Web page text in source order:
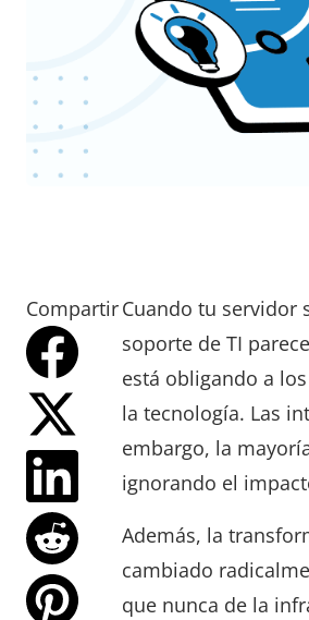
CompartirCuando tu servidor
soporte de TI
está obligando a
la tecnología. Las
embargo, la
ignorando el
Además, la
cambiado
que nunca de la